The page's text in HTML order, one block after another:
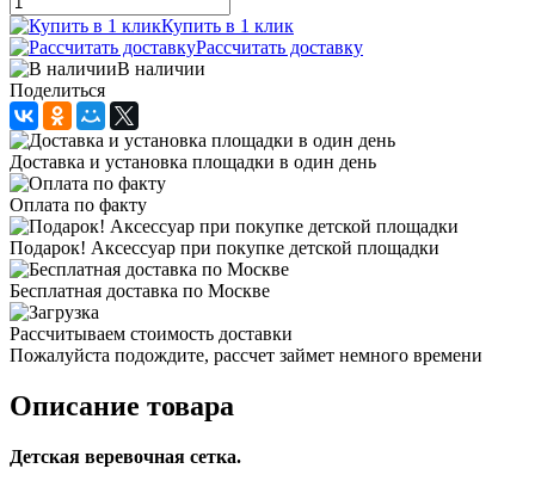
Купить в 1 клик
Рассчитать доставку
В наличии
Поделиться
Доставка и установка площадки в один день
Оплата по факту
Подарок! Аксессуар при покупке детской площадки
Бесплатная доставка по Москве
Рассчитываем стоимость доставки
Пожалуйста подождите, рассчет займет немного времени
Описание товара
Детская веревочная сетка.